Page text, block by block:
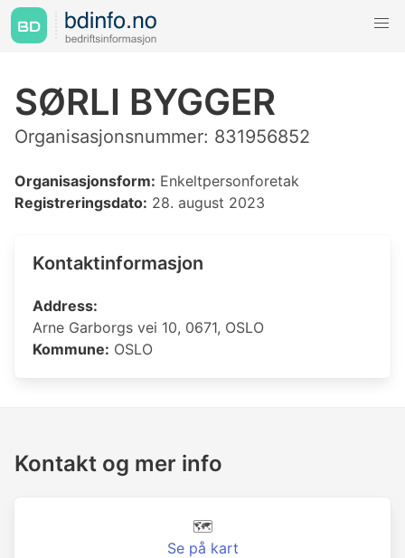
SØRLI BYGGER
Organisasjonsnummer: 831956852
Organisasjonsform: Enkeltpersonforetak
Registreringsdato: 28. august 2023
Kontaktinformasjon
Address:
Arne Garborgs vei 10, 0671, OSLO
Kommune: OSLO
Kontakt og mer info
🗺️
Se på kart